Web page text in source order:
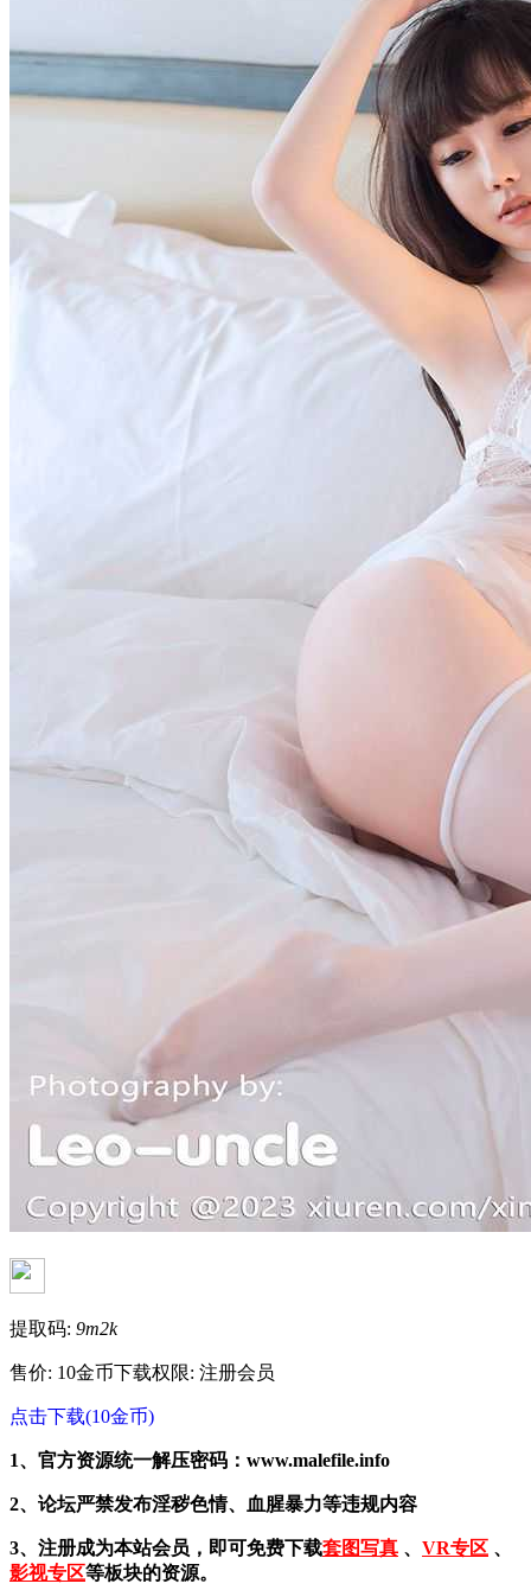
提取码: 9m2k
售价: 10金币下载权限: 注册会员
点击下载(10金币)
1、官方资源统一解压密码：www.malefile.info
2、论坛严禁发布淫秽色情、血腥暴力等违规内容
3、注册成为本站会员，即可免费下载套图写真 、 VR专区 、
影视专区等板块的资源。